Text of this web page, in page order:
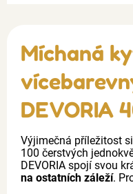
Míchaná
DEVORIA
Výjimečná příležitost
100 čerstvých
DEVORIA spojí svou
na ostatních záleží.